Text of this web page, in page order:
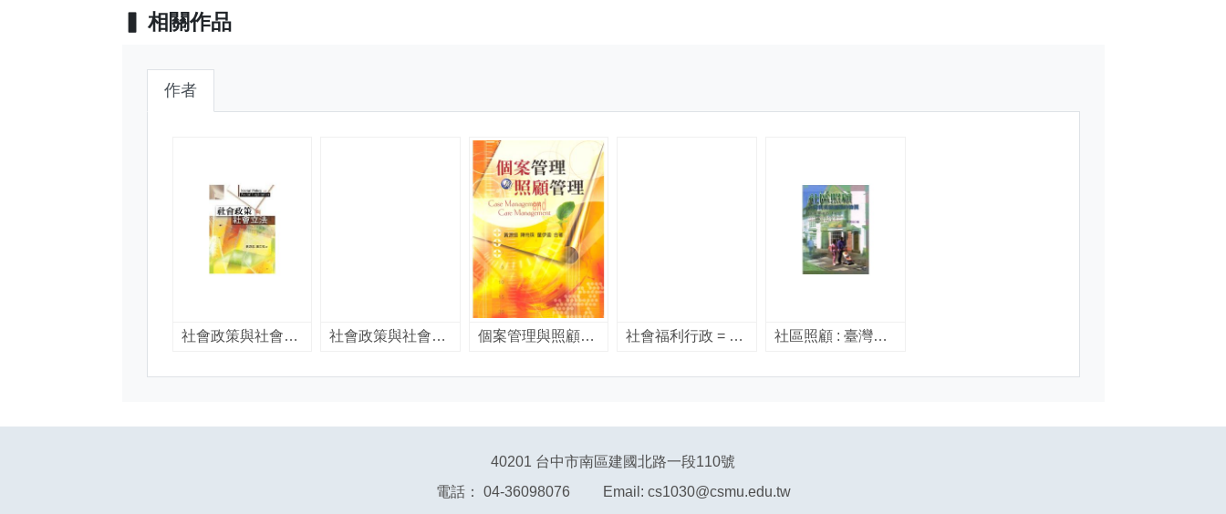
相關作品
作者
社會政策與社會立法 = Social Policy and Social Legislation / 黃協源,蕭文高著. 社會政策與社會立法 / 黃源協, 蕭文高合著. 個案管理與照顧管理 = Case management and care management / 黃源協, 陳伶珠, 童伊迪合著. 社會福利行政 = Social welfare administration / 黃源協, 莊俐昕合著. 社區照顧 : 臺灣與英國經驗的檢視 = Community care : reviewing experiences of Taiwan and Britain / 黃源協著.
40201 台中市南區建國北路一段110號
電話： 04-36098076 Email: cs1030@csmu.edu.tw